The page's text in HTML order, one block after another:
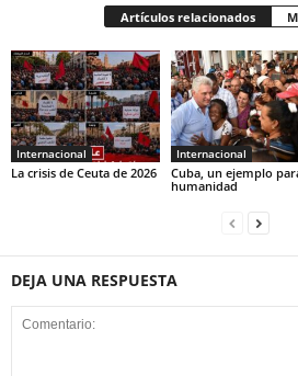
Artículos relacionados
Internacional
La crisis de Ceuta de 2026
Internacional
Cuba, un ejemplo
humanidad
DEJA UNA RESPUESTA